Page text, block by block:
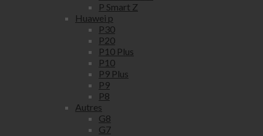
P Smart Z
Huawei p
P30
P20
P10 Plus
P10
P9 Plus
P9
P8
Autres
G8
G7